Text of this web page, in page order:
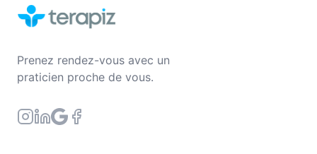
Prenez rendez-vous avec un
praticien proche de vous.